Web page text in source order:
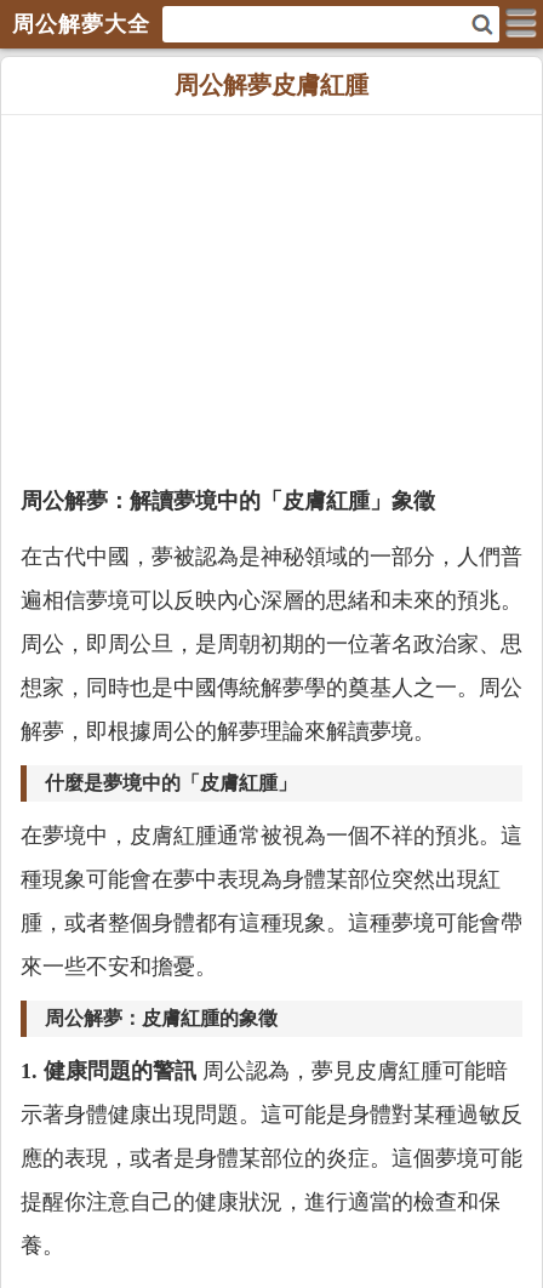
周公解夢大全
周公解夢皮膚紅腫
周公解夢：解讀夢境中的「皮膚紅腫」象徵
在古代中國，夢被認為是神秘領域的一部分，人們普
遍相信夢境可以反映內心深層的思緒和未來的預兆。
周公，即周公旦，是周朝初期的一位著名政治家、思
想家，同時也是中國傳統解夢學的奠基人之一。周公
解夢，即根據周公的解夢理論來解讀夢境。
什麼是夢境中的「皮膚紅腫」
在夢境中，皮膚紅腫通常被視為一個不祥的預兆。這
種現象可能會在夢中表現為身體某部位突然出現紅
腫，或者整個身體都有這種現象。這種夢境可能會帶
來一些不安和擔憂。
周公解夢：皮膚紅腫的象徵
1. 健康問題的警訊 周公認為，夢見皮膚紅腫可能暗
示著身體健康出現問題。這可能是身體對某種過敏反
應的表現，或者是身體某部位的炎症。這個夢境可能
提醒你注意自己的健康狀況，進行適當的檢查和保
養。